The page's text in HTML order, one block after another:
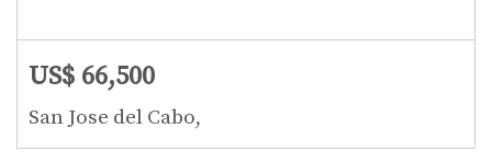
US$ 66,500
San Jose del Cabo,